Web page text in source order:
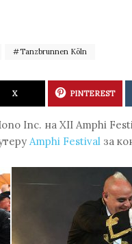
Tanzbrunnen Köln
X PINTEREST
Inc. на XII Amphi
Amphi Festival за